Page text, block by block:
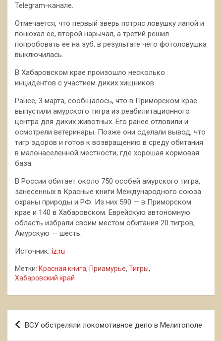
Telegram-канале.
Отмечается, что первый зверь потряс ловушку лапой и
понюхал ее, второй нарычал, а третий решил
попробовать ее на зуб, в результате чего фотоловушка
выключилась.
В Хабаровском крае произошло несколько
инцидентов с участием диких хищников
Ранее, 3 марта, сообщалось, что в Приморском крае
выпустили амурского тигра из реабилитационного
центра для диких животных. Его ранее отловили и
осмотрели ветеринары. Позже они сделали вывод, что
тигр здоров и готов к возвращению в среду обитания
в малонаселенной местности, где хорошая кормовая
база.
В России обитает около 750 особей амурского тигра,
занесенных в Красные книги Международного союза
охраны природы и РФ. Из них 590 — в Приморском
крае и 140 в Хабаровском. Еврейскую автономную
область избрали своим местом обитания 20 тигров,
Амурскую — шесть.
Источник: iz.ru
Метки: Красная книга, Приамурье, Тигры,
Хабаровский край
Навигация
по
ВСУ обстреляли локомотивное депо в Мелитополе